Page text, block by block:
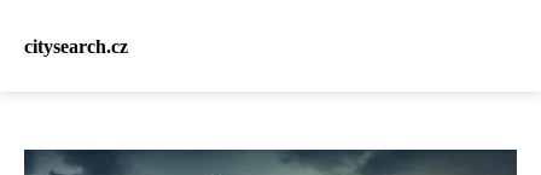
citysearch.cz